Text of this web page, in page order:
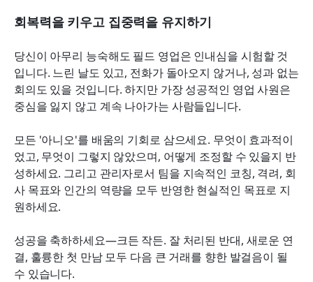
회복력을 키우고 집중력을 유지하기
당신이 아무리 능숙해도 필드 영업은 인내심을 시험할 것
입니다. 느린 날도 있고, 전화가 돌아오지 않거나, 성과 없는
회의도 있을 것입니다. 하지만 가장 성공적인 영업 사원은
중심을 잃지 않고 계속 나아가는 사람들입니다.
모든 '아니오'를 배움의 기회로 삼으세요. 무엇이 효과적이
었고, 무엇이 그렇지 않았으며, 어떻게 조정할 수 있을지 반
성하세요. 그리고 관리자로서 팀을 지속적인 코칭, 격려, 회
사 목표와 인간의 역량을 모두 반영한 현실적인 목표로 지
원하세요.
성공을 축하하세요—크든 작든. 잘 처리된 반대, 새로운 연
결, 훌륭한 첫 만남 모두 다음 큰 거래를 향한 발걸음이 될
수 있습니다.